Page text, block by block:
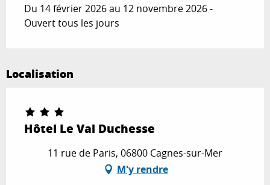
Du 14 février 2026 au 12 novembre 2026 -
Ouvert tous les jours
Localisation
Hôtel Le Val Duchesse
11 rue de Paris, 06800 Cagnes-sur-Mer
M'y rendre